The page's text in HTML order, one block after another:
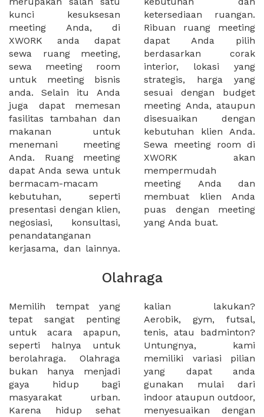
kunci kesuksesan
meeting Anda, di
XWORK anda dapat
sewa ruang meeting,
sewa meeting room
untuk meeting bisnis
anda. Selain itu Anda
juga dapat memesan
fasilitas tambahan dan
makanan untuk
menemani meeting
Anda. Ruang meeting
dapat Anda sewa untuk
bermacam-macam
kebutuhan, seperti
presentasi dengan klien,
negosiasi, konsultasi,
penandatanganan
kerjasama, dan lainnya.
ketersediaan ruangan.
Ribuan ruang meeting
dapat Anda pilih
berdasarkan corak
interior, lokasi yang
strategis, harga yang
sesuai dengan budget
meeting Anda, ataupun
disesuaikan dengan
kebutuhan klien Anda.
Sewa meeting room di
XWORK akan
mempermudah
meeting Anda dan
membuat klien Anda
puas dengan meeting
yang Anda buat.
Olahraga
Memilih tempat yang
tepat sangat penting
untuk acara apapun,
seperti halnya untuk
berolahraga. Olahraga
bukan hanya menjadi
gaya hidup bagi
masyarakat urban.
Karena hidup sehat
kalian lakukan?
Aerobik, gym, futsal,
tenis, atau badminton?
Untungnya, kami
memiliki variasi pilian
yang dapat anda
gunakan mulai dari
indoor ataupun outdoor,
menyesuaikan dengan